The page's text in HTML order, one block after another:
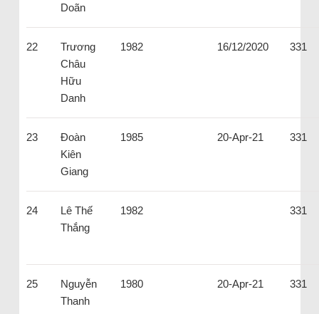
Doãn
22
Trương
Châu
Hữu
Danh
1982 16/12/2020 331
23
Đoàn
Kiên
Giang
1985 20-Apr-21 331
24
Lê Thế
Thắng
1982 331
25
Nguyễn
Thanh
1980 20-Apr-21 331